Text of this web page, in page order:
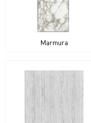
Marmura